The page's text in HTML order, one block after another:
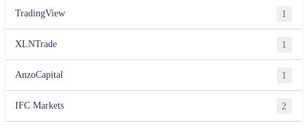
TradingView 1
XLNTrade 1
AnzoCapital 1
IFC Markets 2